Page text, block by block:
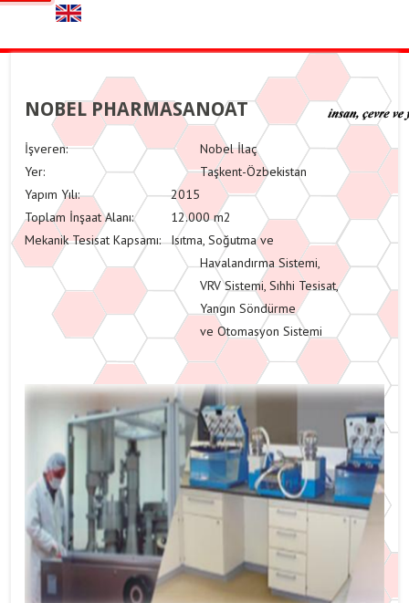
NOBEL PHARMASANOAT
İşveren:
Nobel İlaç
Yer:
Taşkent-Özbekistan
Yapım Yılı:
2015
Toplam İnşaat Alanı:
12.000 m2
Mekanik Tesisat Kapsamı:
Isıtma, Soğutma ve
Havalandırma Sistemi,
VRV Sistemi, Sıhhi Tesisat,
Yangın Söndürme
ve Otomasyon Sistemi